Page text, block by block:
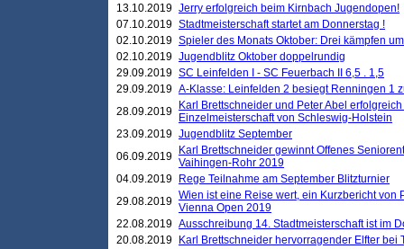
13.10.2019 Jerry erfolgreich beim Kirnbach Jugendopen!
07.10.2019 Stadtmeisterschaft startet am Donnerstag !
02.10.2019 Spieler des Monats Oktober: Drei kämpfen
02.10.2019 Jugendblitz Oktober doppelrundig
29.09.2019 SC Leinfelden I - SC Feuerbach II 6,5 . 1,5
29.09.2019 A-Klasse: Leinfelden 2 besiegt Renningen 1
28.09.2019
Karl Brettschneider und Peter Abel
Einzelmeisterschaft von Schleswig-Holstein
23.09.2019 Jugendblitz September
06.09.2019
Karl Brettschneider gewinnt Offenes
Vaihingen-Rohr 2019
04.09.2019
Rege Teilnahme am September Blitzturnier
29.08.2019 Wien ist eine Reise wert, ein Kurzbericht von
Vienna Open 2019
22.08.2019 Ausschreibung 14. Stadtmeisterschaft ist im
20.08.2019
Karl Brettschneider hervorragender Elfter bei